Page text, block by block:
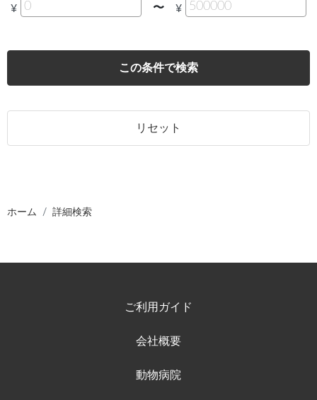
¥ 〜 ¥
この条件で検索
リセット
ホーム 詳細検索
ご利用ガイド
会社概要
動物病院